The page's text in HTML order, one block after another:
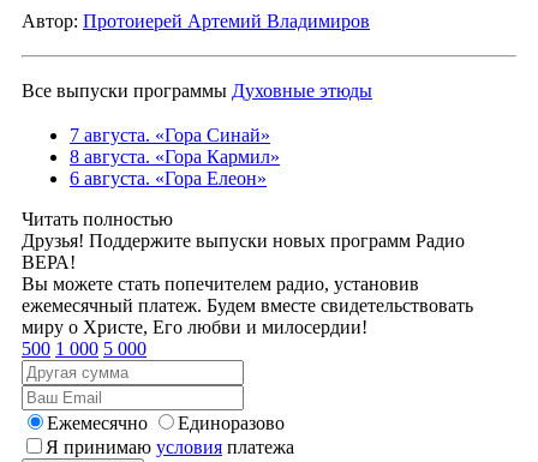
Автор: Протоиерей Артемий Владимиров
Все выпуски программы Духовные этюды
7 августа. «Гора Синай»
8 августа. «Гора Кармил»
6 августа. «Гора Елеон»
Читать полностью
Друзья! Поддержите выпуски новых программ Радио
ВЕРА!
Вы можете стать попечителем радио, установив
ежемесячный платеж. Будем вместе свидетельствовать
миру о Христе, Его любви и милосердии!
500 1 000 5 000
Ежемесячно
Единоразово
Я принимаю условия платежа